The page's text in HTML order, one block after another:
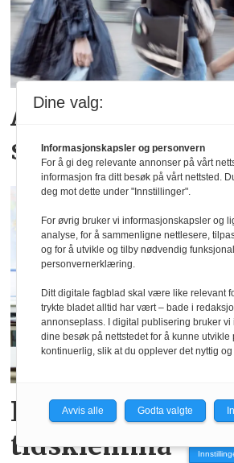
synker i
Lærerne
tidsklemma
Dine valg:
Informasjonskapsler og personvern
For å gi deg relevante annonser på vårt
informasjon fra ditt besøk på vårt nettsted.
deg mot dette under "Innstillinger".
For øvrig bruker vi informasjonskapsler og
analyse, for å sammenligne nettlesere,
og for å utvikle og tilby nødvendig
personvernerklæring.
Ditt digitale fagblad skal være like relevant
trykte bladet alltid har vært – bade i
annonseplass. I digital publisering bruker vi
dine besøk på nettstedet for å kunne utvikle
kontinuerlig, slik at du opplever det nyttig
Avvis alle Godta valgte